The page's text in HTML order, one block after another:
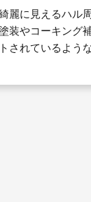
麗に見えるハル
装やコーキング
されているよう